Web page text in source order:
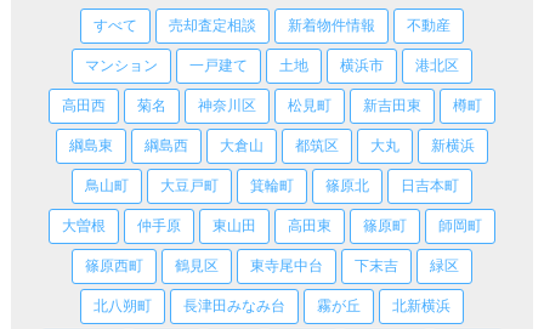
すべて 売却査定相談 新着物件情報 不動産
マンション 一戸建て 土地 横浜市 港北区
高田西 菊名 神奈川区 松見町 新吉田東 樽町
綱島東 綱島西 大倉山 都筑区 大丸 新横浜
鳥山町 大豆戸町 箕輪町 篠原北 日吉本町
大曽根 仲手原 東山田 高田東 篠原町 師岡町
篠原西町 鶴見区 東寺尾中台 下末吉 緑区
北八朔町 長津田みなみ台 霧が丘 北新横浜